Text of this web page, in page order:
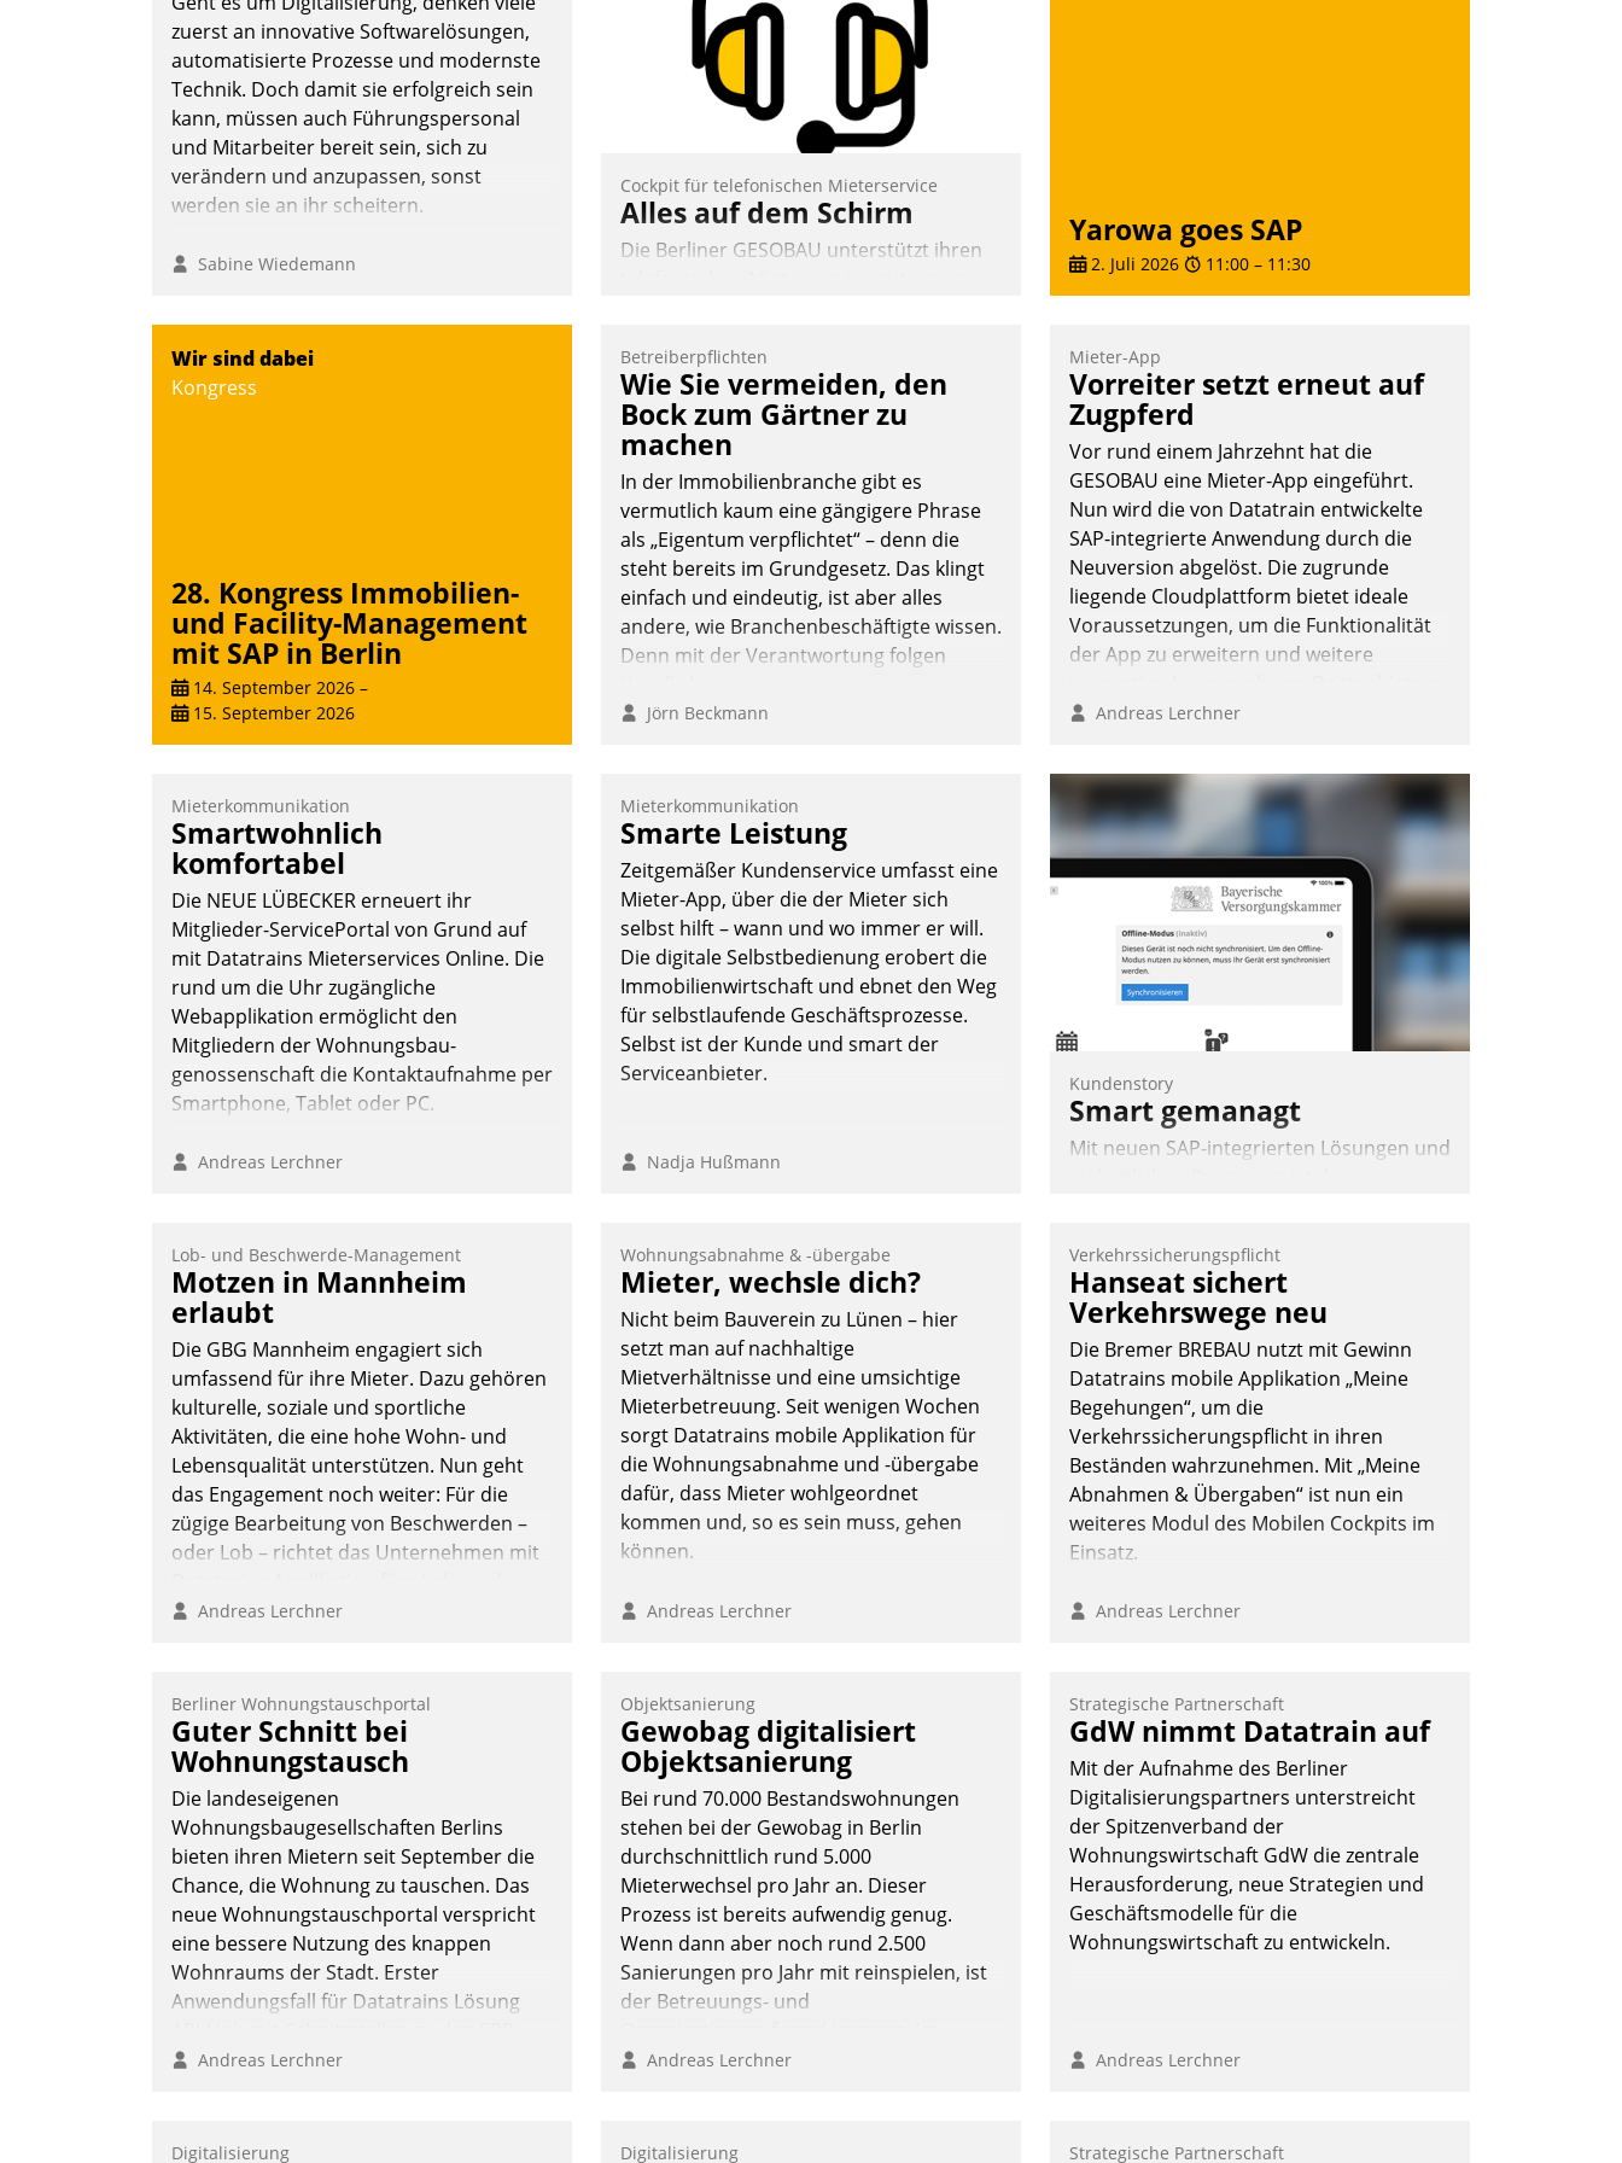
- als erstes Unternehmen am
Wohnungsmarkt.
Andreas Lerchner
zuerst an innovative Softwarelösungen,
automatisierte Prozesse und modernste
Technik. Doch damit sie erfolgreich sein
kann, müssen auch Führungspersonal
und Mitarbeiter bereit sein, sich zu
verändern und anzupassen, sonst
werden sie an ihr scheitern.
Sabine Wiedemann
Cockpit für telefonischen Mieterservice
Alles auf dem Schirm
Die Berliner GESOBAU unterstützt ihren
auswirft. Eine intuitive Dialogführung
ermöglicht dem externen Serviceteam,
Anrufe von Mietenden zügiger und
effizienter zu bearbeiten.
Nadja Hußmann
Yarowa goes SAP
2. Juli 2026 11:00 – 11:30
Wir sind dabei
Kongress
28. Kongress Immobilien-
und Facility-Management
mit SAP in Berlin
14. September 2026 –
15. September 2026
Betreiberpflichten
Wie Sie vermeiden, den
Bock zum Gärtner zu
machen
In der Immobilienbranche gibt es
vermutlich kaum eine gängigere Phrase
als „Eigentum verpflichtet“ – denn die
steht bereits im Grundgesetz. Das klingt
einfach und eindeutig, ist aber alles
andere, wie Branchenbeschäftigte wissen.
Denn mit der Verantwortung folgen
Jörn Beckmann
Mieter-App
Vorreiter setzt erneut auf
Zugpferd
Vor rund einem Jahrzehnt hat die
GESOBAU eine Mieter-App eingeführt.
Nun wird die von Datatrain entwickelte
SAP-integrierte Anwendung durch die
Neuversion abgelöst. Die zugrunde
liegende Cloudplattform bietet ideale
Voraussetzungen, um die Funktionalität
der App zu erweitern und weitere
in SAP zu integrieren.
Andreas Lerchner
Mieterkommunikation
Smartwohnlich
komfortabel
Die NEUE LÜBECKER erneuert ihr
Mitglieder-ServicePortal von Grund auf
mit Datatrains Mieterservices Online. Die
rund um die Uhr zugängliche
Webapplikation ermöglicht den
Mitgliedern der Wohnungs­bau­
genossenschaft die Kontaktaufnahme per
Smartphone, Tablet oder PC.
Andreas Lerchner
Mieterkommunikation
Smarte Leistung
Zeitgemäßer Kundenservice umfasst eine
Mieter-App, über die der Mieter sich
selbst hilft – wann und wo immer er will.
Die digitale Selbstbedienung erobert die
Immobilienwirtschaft und ebnet den Weg
für selbstlaufende Geschäftsprozesse.
Selbst ist der Kunde und smart der
Serviceanbieter.
Nadja Hußmann
Kundenstory
Smart gemanagt
Mit neuen SAP-integrierten Lösungen und
Kapitalanlage für künftige Aufgaben und
Herausforderungen gerüstet.
Nadja Hußmann
Lob- und Beschwerde-Management
Motzen in Mannheim
erlaubt
Die GBG Mannheim engagiert sich
umfassend für ihre Mieter. Dazu gehören
kulturelle, soziale und sportliche
Aktivitäten, die eine hohe Wohn- und
Lebensqualität unterstützen. Nun geht
das Engagement noch weiter: Für die
zügige Bearbeitung von Beschwerden –
oder Lob – richtet das Unternehmen mit
Beschwerde-Management einen eigenen
Andreas Lerchner
Wohnungsabnahme & -übergabe
Mieter, wechsle dich?
Nicht beim Bauverein zu Lünen – hier
setzt man auf nachhaltige
Mietverhältnisse und eine umsichtige
Mieterbetreuung. Seit wenigen Wochen
sorgt Datatrains mobile Applikation für
die Wohnungsabnahme und -übergabe
dafür, dass Mieter wohlgeordnet
kommen und, so es sein muss, gehen
können.
Andreas Lerchner
Verkehrssicherungspflicht
Hanseat sichert
Verkehrswege neu
Die Bremer BREBAU nutzt mit Gewinn
Datatrains mobile Applikation „Meine
Begehungen“, um die
Verkehrssicherungspflicht in ihren
Beständen wahrzunehmen. Mit „Meine
Abnahmen & Übergaben“ ist nun ein
weiteres Modul des Mobilen Cockpits im
Einsatz.
Andreas Lerchner
Berliner Wohnungstauschportal
Guter Schnitt bei
Wohnungstausch
Die landeseigenen
Wohnungsbaugesellschaften Berlins
bieten ihren Mietern seit September die
Chance, die Wohnung zu tauschen. Das
neue Wohnungstauschportal verspricht
eine bessere Nutzung des knappen
Wohnraums der Stadt. Erster
Anwendungsfall für Datatrains Lösung
Systemen der Unternehmen.
Andreas Lerchner
Objektsanierung
Gewobag digitalisiert
Objektsanierung
Bei rund 70.000 Bestandswohnungen
stehen bei der Gewobag in Berlin
durchschnittlich rund 5.000
Mieterwechsel pro Jahr an. Dieser
Prozess ist bereits aufwendig genug.
Wenn dann aber noch rund 2.500
Sanierungen pro Jahr mit reinspielen, ist
der Betreuungs- und
Rahmen ihrer Digitalisierungsstrategie
gemeinsam mit der Berliner Datatrain
Andreas Lerchner
Strategische Partnerschaft
GdW nimmt Datatrain auf
Mit der Aufnahme des Berliner
Digitalisierungspartners unterstreicht
der Spitzenverband der
Wohnungswirtschaft GdW die zentrale
Herausforderung, neue Strategien und
Geschäftsmodelle für die
Wohnungswirtschaft zu entwickeln.
Andreas Lerchner
Digitalisierung Digitalisierung Strategische Partnerschaft